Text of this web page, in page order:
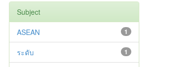
Subject
1
ASEAN
1
ระดับ